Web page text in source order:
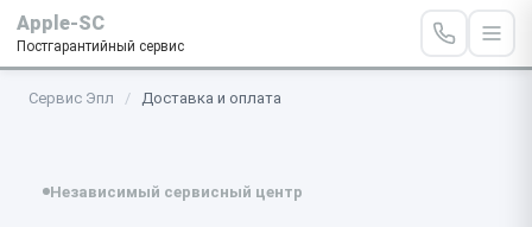
Apple-SC
Постгарантийный сервис
Сервис Эпл / Доставка и оплата
Независимый сервисный центр